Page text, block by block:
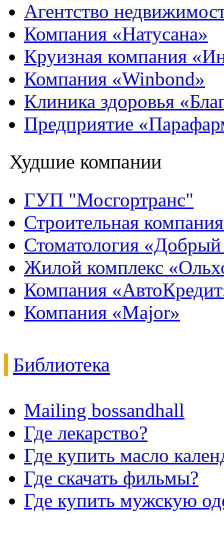
Агентство
Компания «Натусана»
Круизная компания
Компания «Winbond»
Клиника здоровья
Предприятие
Худшие компании
ГУП "Мосгортранс"
Строительная
Стоматология
Жилой комплекс
Компания
Компания «Major»
Библиотека
Mailing bossandhall
Где лекарство?
Где купить масло
Где скачать фильмы?
Где купить мужскую